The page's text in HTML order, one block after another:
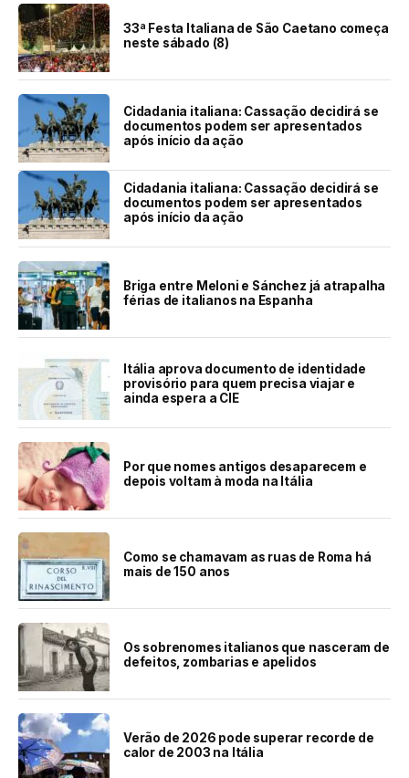
33ª Festa Italiana de São Caetano começa
neste sábado (8)
Cidadania italiana: Cassação decidirá se
documentos podem ser apresentados
após início da ação
Cidadania italiana: Cassação decidirá se
documentos podem ser apresentados
após início da ação
Briga entre Meloni e Sánchez já atrapalha
férias de italianos na Espanha
Itália aprova documento de identidade
provisório para quem precisa viajar e
ainda espera a CIE
Por que nomes antigos desaparecem e
depois voltam à moda na Itália
Como se chamavam as ruas de Roma há
mais de 150 anos
Os sobrenomes italianos que nasceram de
defeitos, zombarias e apelidos
Verão de 2026 pode superar recorde de
calor de 2003 na Itália